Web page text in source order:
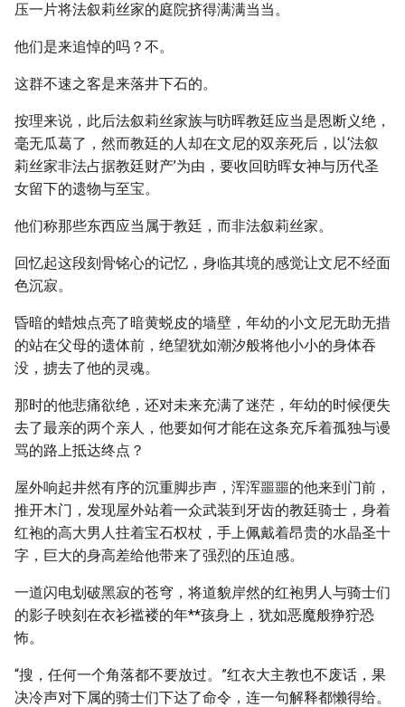
压一片将法叙莉丝家的庭院挤得满满当当。
他们是来追悼的吗？不。
这群不速之客是来落井下石的。
按理来说，此后法叙莉丝家族与昉晖教廷应当是恩断义绝，
毫无瓜葛了，然而教廷的人却在文尼的双亲死后，以‘法叙
莉丝家非法占据教廷财产’为由，要收回昉晖女神与历代圣
女留下的遗物与至宝。
他们称那些东西应当属于教廷，而非法叙莉丝家。
回忆起这段刻骨铭心的记忆，身临其境的感觉让文尼不经面
色沉寂。
昏暗的蜡烛点亮了暗黄蜕皮的墙壁，年幼的小文尼无助无措
的站在父母的遗体前，绝望犹如潮汐般将他小小的身体吞
没，掳去了他的灵魂。
那时的他悲痛欲绝，还对未来充满了迷茫，年幼的时候便失
去了最亲的两个亲人，他要如何才能在这条充斥着孤独与谩
骂的路上抵达终点？
屋外响起井然有序的沉重脚步声，浑浑噩噩的他来到门前，
推开木门，发现屋外站着一众武装到牙齿的教廷骑士，身着
红袍的高大男人拄着宝石权杖，手上佩戴着昂贵的水晶圣十
字，巨大的身高差给他带来了强烈的压迫感。
一道闪电划破黑寂的苍穹，将道貌岸然的红袍男人与骑士们
的影子映刻在衣衫褴褛的年**孩身上，犹如恶魔般狰狞恐
怖。
“搜，任何一个角落都不要放过。”红衣大主教也不废话，果
决冷声对下属的骑士们下达了命令，连一句解释都懒得给。